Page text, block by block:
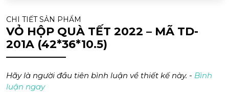
CHI TIẾT SẢN PHẨM
VỎ HỘP QUÀ TẾT 2022 – MÃ TD-
201A (42*36*10.5)
Hãy là người đầu tiên bình luận về thiết kế này. - Bình
luận ngay